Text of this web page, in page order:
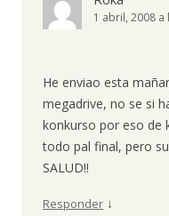
1 abril, 2008 a
He enviao esta
megadrive, no se si
konkurso por eso de
todo pal final, pero
SALUD!!
Responder ↓